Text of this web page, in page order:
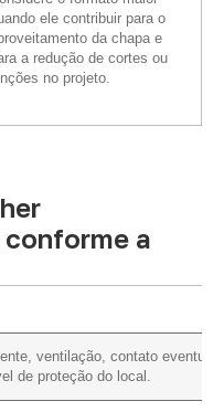
ele contribuir para o
da chapa e
a redução de cortes ou
no projeto.
a
ventilação, contato eventual
de proteção do local.